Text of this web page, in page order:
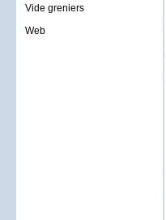
Vide greniers
Web